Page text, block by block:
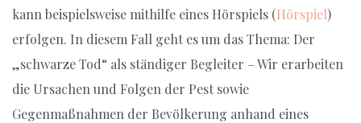
kann beispielsweise mithilfe eines Hörspiels (Hörspiel)
erfolgen. In diesem Fall geht es um das Thema: Der
„schwarze Tod“ als ständiger Begleiter – Wir erarbeiten
die Ursachen und Folgen der Pest sowie
Gegenmaßnahmen der Bevölkerung anhand eines